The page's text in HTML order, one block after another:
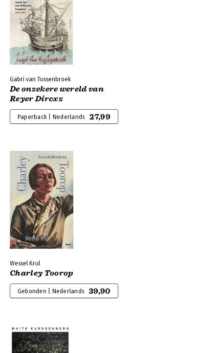
Gabri van Tussenbroek
De onzekere wereld van
Reyer Dircxz
Paperback | Nederlands 27,99
Wessel Krul
Charley Toorop
Gebonden | Nederlands 39,90